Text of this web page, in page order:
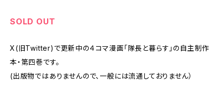
SOLD OUT
X(旧Twitter)で更新中の４コマ漫画「隊長と暮らす」の自主制作
本・第四巻です。
(出版物ではありませんので、一般には流通しておりません）